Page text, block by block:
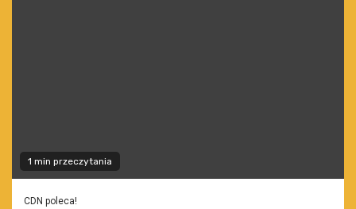
1 min przeczytania
CDN poleca!